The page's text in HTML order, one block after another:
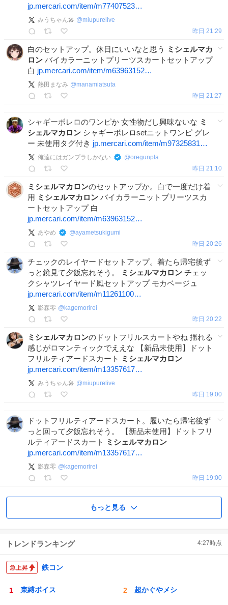
jp.mercari.com/item/m77407523…
みうちゃん🎤 @miupurelive
昨日 21:29
白のセットアップ。休日にいいなと思う
ミシェルマカ
ロン バイカラーニットプリーツスカートセットアップ
白 jp.mercari.com/item/m63963152…
熱田まなみ @manamiatsuta
昨日 21:27
シャギーボレロのワンピか 女性物だし興味ないな ミ
シェルマカロン シャギーボレロsetニットワンピ グレ
ー 未使用タグ付き jp.mercari.com/item/m97325831…
俺達にはガンプラしかない @oregunpla
昨日 21:10
ミシェルマカロンのセットアップか。白で一度だけ着
用 ミシェルマカロン バイカラーニットプリーツスカ
ートセットアップ 白
jp.mercari.com/item/m63963152…
あやめ @ayametsukigumi
昨日 20:26
チェックのレイヤードセットアップ。着たら帰宅後ず
っと鏡見て夕飯忘れそう。
ミシェルマカロン チェッ
クシャツレイヤード風セットアップ モカベージュ
jp.mercari.com/item/m11261100…
影森零 @ kagemorirei
昨日 20:22
ミシェルマカロンのドットフリルスカートやね 揺れる
感じがロマンティックでええな 【新品未使用】ドット
フリルティアードスカート ミシェルマカロン
jp.mercari.com/item/m13357617…
みうちゃん🎤 @miupurelive
昨日 19:00
ドットフリルティアードスカート。履いたら帰宅後ず
っと回って夕飯忘れそう。 【新品未使用】ドットフリ
ルティアードスカート ミシェルマカロン
jp.mercari.com/item/m13357617…
影森零 @ kagemorirei
昨日 19:00
もっと見る
トレンドランキング 4:27時点
鉄コン
束縛ボイス 超かぐやメシ